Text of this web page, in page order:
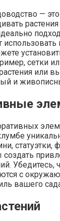
—
использовать
сетки
или
и
статуэтки,
Убедитесь,
с
вашего